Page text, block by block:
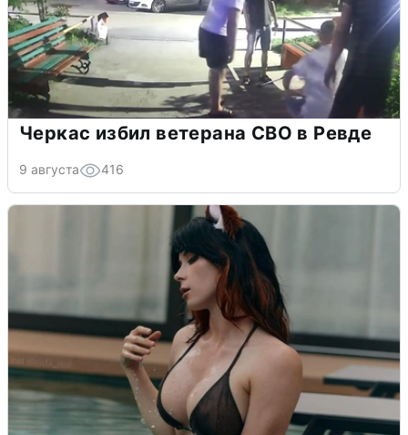
Черкас избил ветерана СВО в Ревде
9 августа 416